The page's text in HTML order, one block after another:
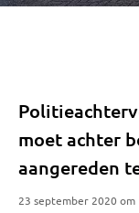
moet achter
aangereden
23 september 2020 om